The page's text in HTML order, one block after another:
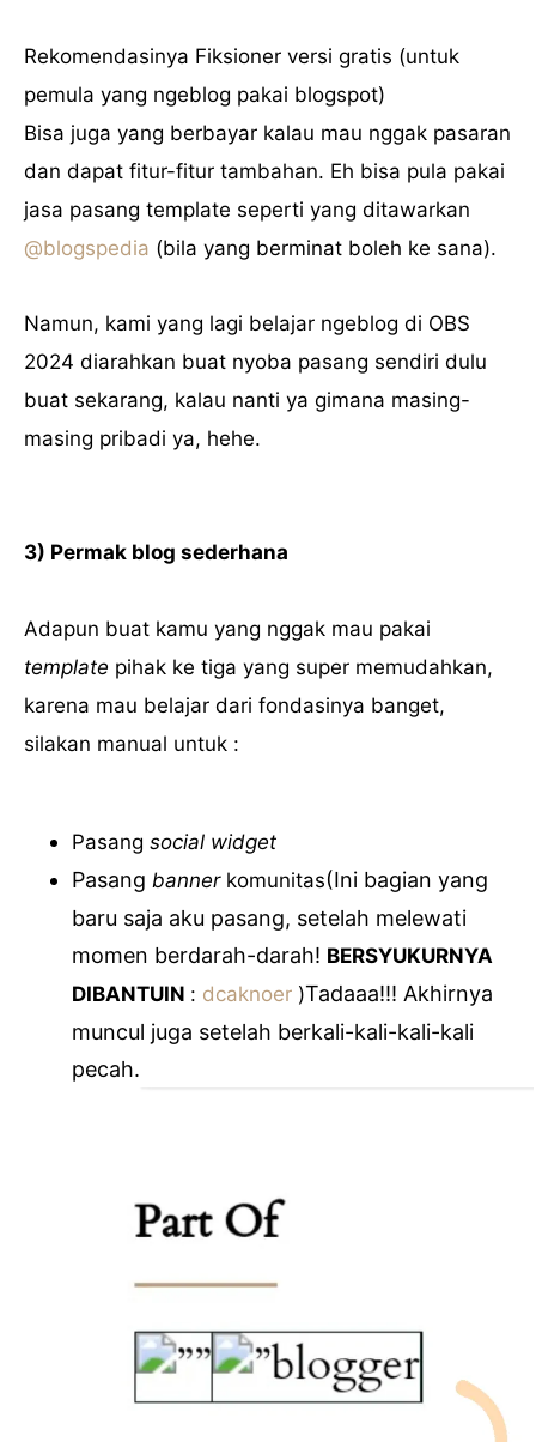
Rekomendasinya Fiksioner versi gratis (untuk
pemula yang ngeblog pakai blogspot)
Bisa juga yang berbayar kalau mau nggak pasaran
dan dapat fitur-fitur tambahan. Eh bisa pula pakai
jasa pasang template seperti yang ditawarkan
@blogspedia (bila yang berminat boleh ke sana).
Namun, kami yang lagi belajar ngeblog di OBS
2024 diarahkan buat nyoba pasang sendiri dulu
buat sekarang, kalau nanti ya gimana masing-
masing pribadi ya, hehe.
3) Permak blog sederhana
Adapun buat kamu yang nggak mau pakai
template pihak ke tiga yang super memudahkan,
karena mau belajar dari fondasinya banget,
silakan manual untuk :
Pasang social widget
Pasang bannerkomunitas(Ini bagian yang
baru saja aku pasang, setelah melewati
momen berdarah-darah! BERSYUKURNYA
DIBANTUIN : dcaknoer )Tadaaa!!! Akhirnya
muncul juga setelah berkali-kali-kali-kali
pecah.